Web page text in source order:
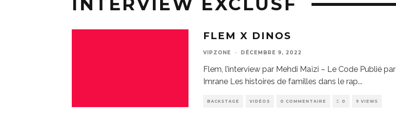
FLEM X DINOS
VIPZONE · DÉCEMBRE 9, 2022
Flem, l’interview par Mehdi Maïzi – Le Code Publié par
Imrane Les histoires de familles dans le rap...
BACKSTAGE VIDÉOS 0 COMMENTAIRE 0 9 VIEWS